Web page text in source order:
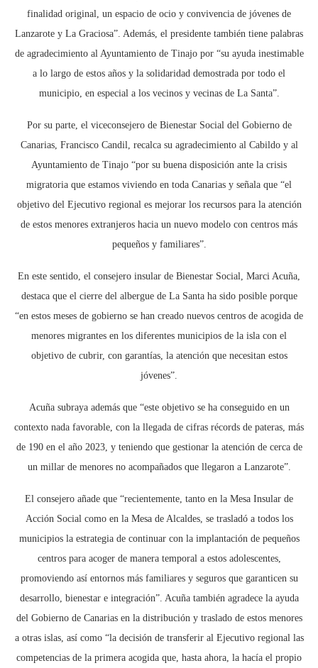
finalidad original, un espacio de ocio y convivencia de jóvenes de
Lanzarote y La Graciosa”. Además, el presidente también tiene palabras
de agradecimiento al Ayuntamiento de Tinajo por “su ayuda inestimable
a lo largo de estos años y la solidaridad demostrada por todo el
municipio, en especial a los vecinos y vecinas de La Santa”.
Por su parte, el viceconsejero de Bienestar Social del Gobierno de
Canarias, Francisco Candil, recalca su agradecimiento al Cabildo y al
Ayuntamiento de Tinajo “por su buena disposición ante la crisis
migratoria que estamos viviendo en toda Canarias y señala que “el
objetivo del Ejecutivo regional es mejorar los recursos para la atención
de estos menores extranjeros hacia un nuevo modelo con centros más
pequeños y familiares”.
En este sentido, el consejero insular de Bienestar Social, Marci Acuña,
destaca que el cierre del albergue de La Santa ha sido posible porque
“en estos meses de gobierno se han creado nuevos centros de acogida de
menores migrantes en los diferentes municipios de la isla con el
objetivo de cubrir, con garantías, la atención que necesitan estos
jóvenes”.
Acuña subraya además que “este objetivo se ha conseguido en un
contexto nada favorable, con la llegada de cifras récords de pateras, más
de 190 en el año 2023, y teniendo que gestionar la atención de cerca de
un millar de menores no acompañados que llegaron a Lanzarote”.
El consejero añade que “recientemente, tanto en la Mesa Insular de
Acción Social como en la Mesa de Alcaldes, se trasladó a todos los
municipios la estrategia de continuar con la implantación de pequeños
centros para acoger de manera temporal a estos adolescentes,
promoviendo así entornos más familiares y seguros que garanticen su
desarrollo, bienestar e integración”. Acuña también agradece la ayuda
del Gobierno de Canarias en la distribución y traslado de estos menores
a otras islas, así como “la decisión de transferir al Ejecutivo regional las
competencias de la primera acogida que, hasta ahora, la hacía el propio